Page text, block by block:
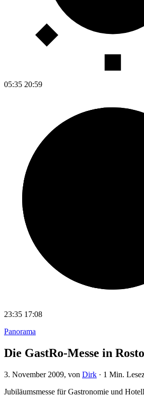
05:35 20:59
23:35 17:08
Panorama
Die GastRo-Messe in
3. November 2009, von Dirk · 1 Min.
Jubiläumsmesse für Gastronomie und